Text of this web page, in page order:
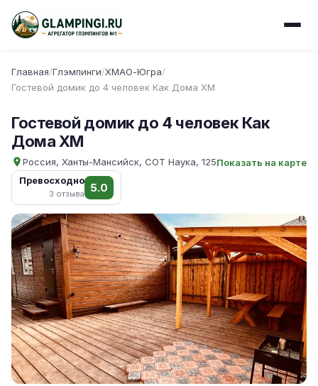
Главная/Глэмпинги/ХМАО-Югра/
Гостевой домик до 4 человек Как Дома ХМ
Гостевой домик до 4 человек Как
Дома ХМ
Россия, Ханты-Мансийск, СОТ Наука, 125Показать на карте
Превосходно
3 отзыва 5.0